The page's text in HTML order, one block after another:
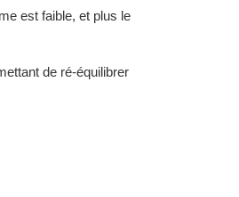
est faible, et plus le
de ré-équilibrer